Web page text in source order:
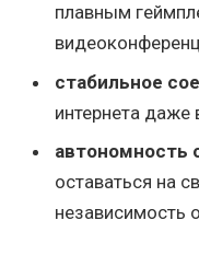
плавным
стабильное
интернета
автономность
оставаться на
независимость